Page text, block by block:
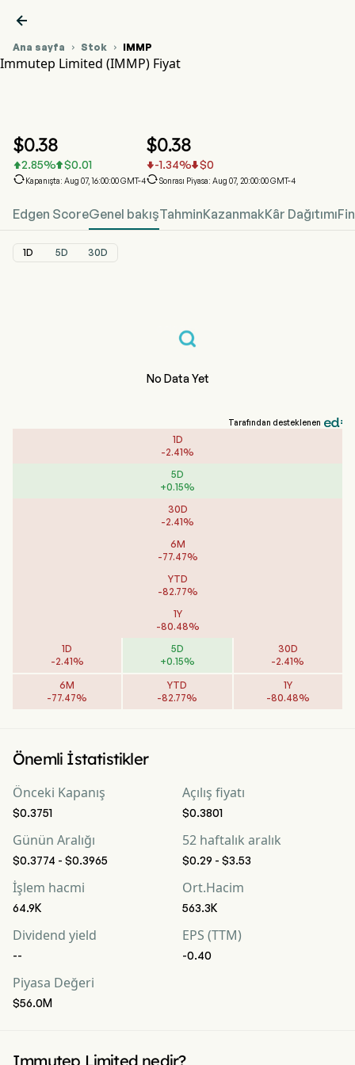

Ana sayfa  Stok  IMMP
Immutep Limited (IMMP) Fiyat
$0.38
2.85% $0.01
Kapanışta: Aug 07, 16:00:00 GMT-4
$0.38
-1.34% $0
Sonrası Piyasa: Aug 07, 20:00:00 GMT-4
Edgen ScoreGenel bakışTahminKazanmakKâr Dağıtımı
1D 5D 30D
No Data Yet
Tarafından desteklenen
1D
-2.41%
5D
+0.15%
30D
-2.41%
6M
-77.47%
YTD
-82.77%
1Y
-80.48%
1D
-2.41%
5D
+0.15%
30D
-2.41%
6M
-77.47%
YTD
-82.77%
1Y
-80.48%
Önemli İstatistikler
Önceki Kapanış
$0.3751
Açılış fiyatı
$0.3801
Günün Aralığı
$0.3774 - $0.3965
52 haftalık aralık
$0.29 - $3.53
İşlem hacmi
64.9K
Ort.Hacim
563.3K
Dividend yield
--
EPS (TTM)
-0.40
Piyasa Değeri
$56.0M
Immutep Limited nedir?